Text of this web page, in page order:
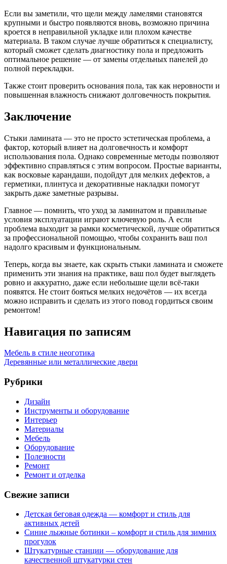
Если вы заметили, что щели между ламелями становятся
крупными и быстро появляются вновь, возможно причина
кроется в неправильной укладке или плохом качестве
материала. В таком случае лучше обратиться к специалисту,
который сможет сделать диагностику пола и предложить
оптимальное решение — от замены отдельных панелей до
полной перекладки.
Также стоит проверить основания пола, так как неровности и
повышенная влажность снижают долговечность покрытия.
Заключение
Стыки ламината — это не просто эстетическая проблема, а
фактор, который влияет на долговечность и комфорт
использования пола. Однако современные методы позволяют
эффективно справляться с этим вопросом. Простые варианты,
как восковые карандаши, подойдут для мелких дефектов, а
герметики, плинтуса и декоративные накладки помогут
закрыть даже заметные разрывы.
Главное — помнить, что уход за ламинатом и правильные
условия эксплуатации играют ключевую роль. А если
проблема выходит за рамки косметической, лучше обратиться
за профессиональной помощью, чтобы сохранить ваш пол
надолго красивым и функциональным.
Теперь, когда вы знаете, как скрыть стыки ламината и сможете
применить эти знания на практике, ваш пол будет выглядеть
ровно и аккуратно, даже если небольшие щели всё-таки
появятся. Не стоит бояться мелких недочётов — их всегда
можно исправить и сделать из этого повод гордиться своим
ремонтом!
Навигация по записям
Мебель в стиле неоготика
Деревянные или металлические двери
Рубрики
Дизайн
Инструменты и оборудование
Интерьер
Материалы
Мебель
Оборудование
Полезности
Ремонт
Ремонт и отделка
Свежие записи
Детская беговая одежда — комфорт и стиль для
активных детей
Синие лыжные ботинки – комфорт и стиль для зимних
прогулок
Штукатурные станции — оборудование для
качественной штукатурки стен